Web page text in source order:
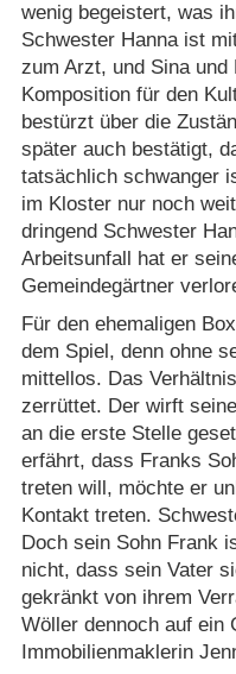
wenig begeistert, was
Schwester Hanna ist
zum Arzt, und Sina
Komposition für den
bestürzt über die
später auch bestätigt,
tatsächlich schwanger
im Kloster nur noch
dringend Schwester
Arbeitsunfall hat er
Gemeindegärtner
Für den ehemaligen
dem Spiel, denn ohne
mittellos. Das
zerrüttet. Der wirft
an die erste Stelle
erfährt, dass Franks
treten will, möchte er
Kontakt treten.
Doch sein Sohn Frank
nicht, dass sein Vater
gekränkt von ihrem
Wöller dennoch auf ein
Immobilienmaklerin